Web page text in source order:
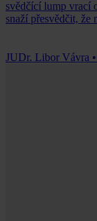
svědčící lump vrací
snaží přesvědčit, že
JUDr. Libor Vávra •